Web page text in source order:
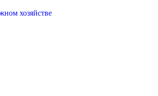
хозяйстве